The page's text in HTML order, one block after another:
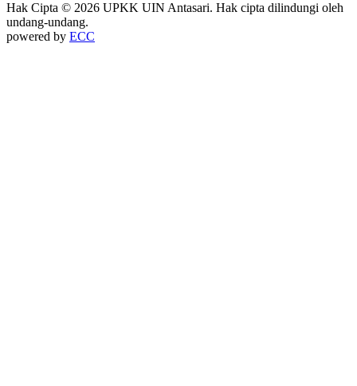
Hak Cipta © 2026 UPKK UIN Antasari. Hak cipta dilindungi oleh
undang-undang.
powered by ECC